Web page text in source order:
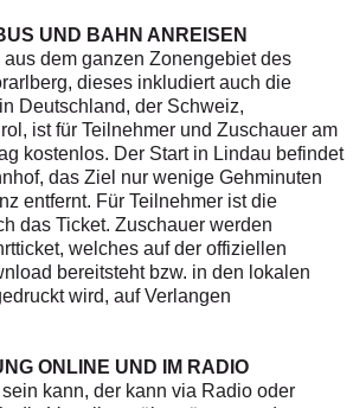
UND BAHN ANREISEN
aus dem ganzen Zonengebiet des
dieses inkludiert auch die
Deutschland, der Schweiz,
ist für Teilnehmer und Zuschauer am
kostenlos. Der Start in Lindau befindet
das Ziel nur wenige Gehminuten
entfernt. Für Teilnehmer ist die
das Ticket. Zuschauer werden
welches auf der offiziellen
bereitsteht bzw. in den lokalen
wird, auf Verlangen
ONLINE UND IM RADIO
kann, der kann via Radio oder